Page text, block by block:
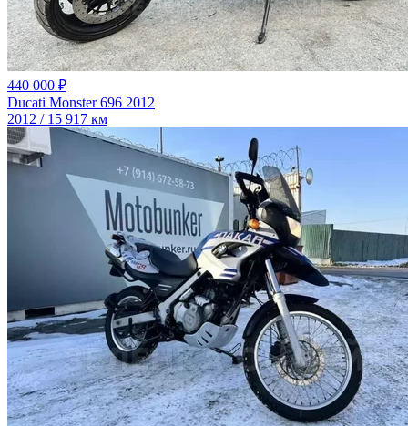
440 000 ₽
Ducati Monster 696 2012
2012 / 15 917 км